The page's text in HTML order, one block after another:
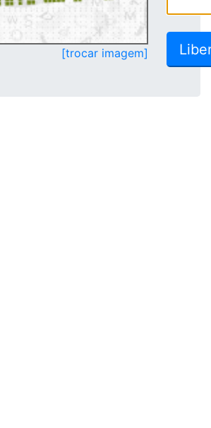
[trocar imagem]